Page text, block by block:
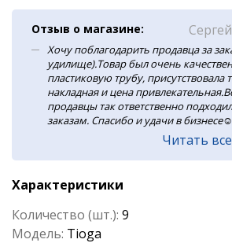
Отзыв о магазине: Сергей
Хочу поблагодарить продавца за
удилище).Товар был очень
пластиковую трубу, присутствовала
накладная и цена
продавцы так ответственно
заказам. Спасибо и удачи в бизнесе☺️
Читать
Характеристики
Количество (шт.): 9
Модель: Tioga